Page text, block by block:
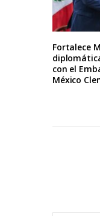
Fortalece
con el
México